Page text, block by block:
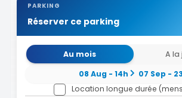
PARKING
Réserver ce parking
Au mois
A la
08 Aug - 14h
07 Sep -
Location longue durée